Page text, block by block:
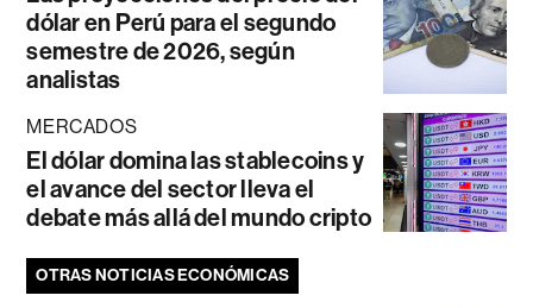
dólar en Perú para el segundo
semestre de 2026, según
analistas
MERCADOS
El dólar domina las stablecoins y
el avance del sector lleva el
debate más allá del mundo cripto
OTRAS NOTICIAS ECONÓMICAS